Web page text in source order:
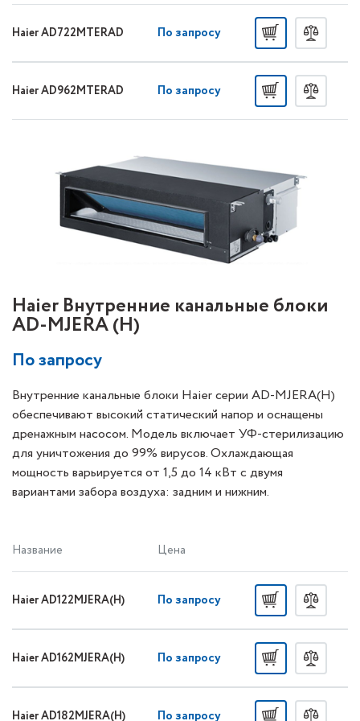
Haier AD722MTERAD По запросу
Haier AD962MTERAD По запросу
Haier Внутренние канальные блоки
AD-MJERA (H)
По запросу
Внутренние канальные блоки Haier серии AD-MJERA(H)
обеспечивают высокий статический напор и оснащены
дренажным насосом. Модель включает УФ-стерилизацию
для уничтожения до 99% вирусов. Охлаждающая
мощность варьируется от 1,5 до 14 кВт с двумя
вариантами забора воздуха: задним и нижним.
Название Цена
Haier AD122MJERA(H) По запросу
Haier AD162MJERA(H) По запросу
Haier AD182MJERA(H) По запросу